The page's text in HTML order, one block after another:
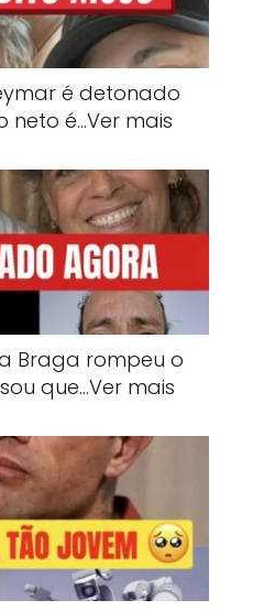
é detonado
neto é…Ver mais
Braga rompeu o
que…Ver mais